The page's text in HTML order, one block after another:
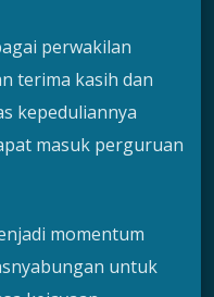
perwakilan
terima kasih dan
kepeduliannya
masuk perguruan
momentum
untuk